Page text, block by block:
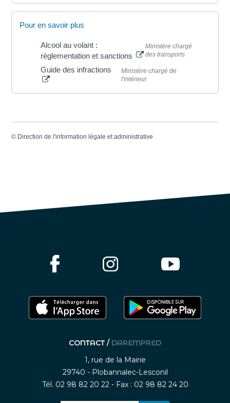
Pour en savoir plus
Alcool au volant :
réglementation et sanctions
Ministère chargé
des transports
Guide des infractions
Ministère chargé de
l'intérieur
© Direction de l'information légale et administrative
CONTACT / DAREMPRED
1, rue de la Mairie
29740 - Plobannalec-Lesconil
Tél. 02 98 82 20 22 - Fax : 02 98 82 24 20